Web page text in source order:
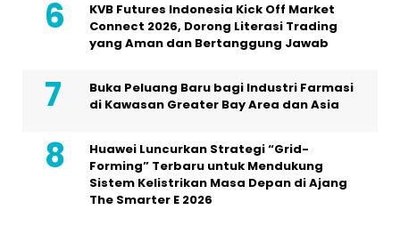
KVB Futures Indonesia Kick Off Market
Connect 2026, Dorong Literasi Trading
yang Aman dan Bertanggung Jawab
Buka Peluang Baru bagi Industri Farmasi
di Kawasan Greater Bay Area dan Asia
Huawei Luncurkan Strategi “Grid-
Forming” Terbaru untuk Mendukung
Sistem Kelistrikan Masa Depan di Ajang
The Smarter E 2026